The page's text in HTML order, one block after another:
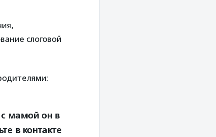
слоговой
с мамой он в
в контакте